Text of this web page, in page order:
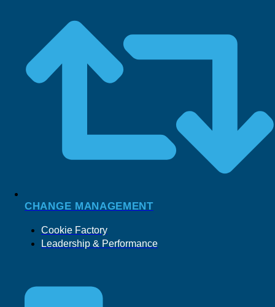
CHANGE MANAGEMENT
Cookie Factory
Leadership & Performance